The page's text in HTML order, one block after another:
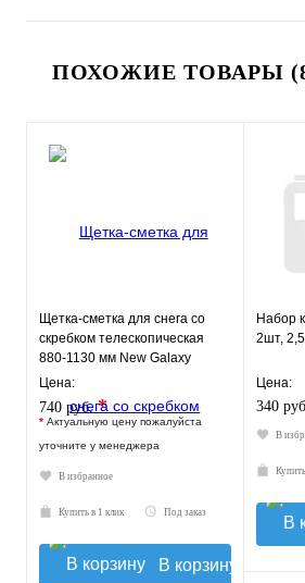
ПОХОЖИЕ ТОВАРЫ
Щетка-сметка для снега со
скребком телескопическая
880-1130 мм New Galaxy
Цена:
740 руб.*
* Актуальную цену пожалуйста
уточните у менеджера
В избранное
Купить в 1 клик Под заказ
В корзину
Набор
2шт,
Цена:
340
В